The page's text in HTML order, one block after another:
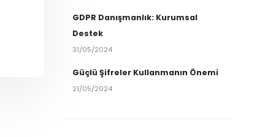
GDPR Danışmanlık: Kurumsal
Destek
31/05/2024
Güçlü Şifreler Kullanmanın Önemi
21/05/2024